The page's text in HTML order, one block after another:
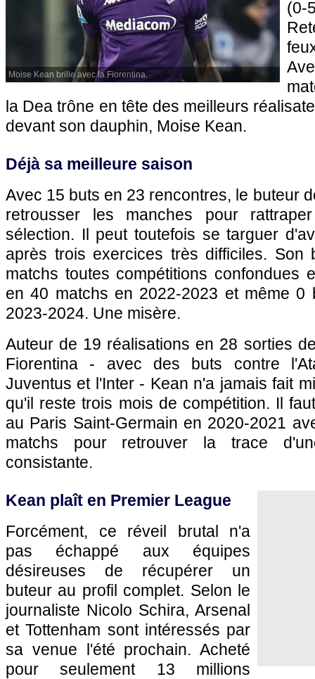
Moise Kean brille avec la Fiorentina.
la Dea trône en tête des meilleurs
devant son dauphin, Moise Kean.
Déjà sa meilleure saison
Avec 15 buts en 23 rencontres, le buteur
retrousser les manches pour
sélection. Il peut toutefois se targuer
après trois exercices très difficiles.
matchs toutes compétitions confondues
en 40 matchs en 2022-2023 et même 0
2023-2024. Une misère.
Auteur de 19 réalisations en 28 sorties
Fiorentina - avec des buts contre
Juventus et l'Inter - Kean n'a jamais fait
qu'il reste trois mois de compétition. Il
au Paris Saint-Germain en 2020-2021
matchs pour retrouver la trace
consistante.
Kean plaît en Premier League
Forcément, ce réveil brutal n'a
pas échappé aux équipes
désireuses de récupérer un
buteur au profil complet. Selon le
journaliste Nicolo Schira, Arsenal
et Tottenham sont intéressés par
sa venue l'été prochain. Acheté
pour seulement 13 millions